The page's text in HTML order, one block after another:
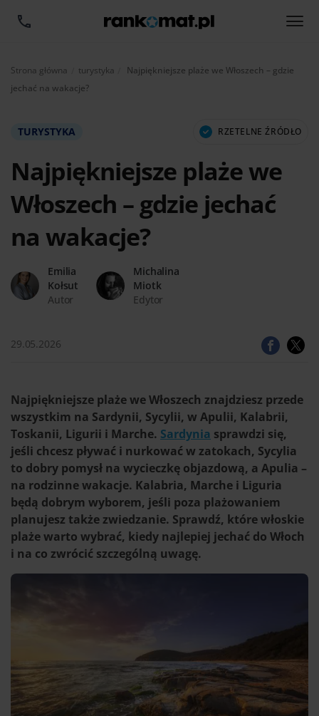
Strona główna turystyka Aktualnie:
Najpiękniejsze plaże we Włoszech – gdzie
jechać na wakacje?
TURYSTYKA RZETELNE ŹRÓDŁO
Najpiękniejsze plaże we
Włoszech – gdzie jechać
na wakacje?
Emilia
Kołsut
Autor
Michalina
Miotk
Edytor
29.05.2026
Najpiękniejsze plaże we Włoszech znajdziesz przede
wszystkim na Sardynii, Sycylii, w Apulii, Kalabrii,
Toskanii, Ligurii i Marche. Sardynia sprawdzi się,
jeśli chcesz pływać i nurkować w zatokach, Sycylia
to dobry pomysł na wycieczkę objazdową, a Apulia –
na rodzinne wakacje. Kalabria, Marche i Liguria
będą dobrym wyborem, jeśli poza plażowaniem
planujesz także zwiedzanie. Sprawdź, które włoskie
plaże warto wybrać, kiedy najlepiej jechać do Włoch
i na co zwrócić szczególną uwagę.